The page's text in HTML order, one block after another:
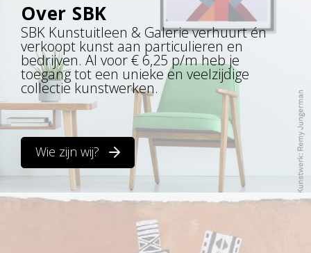
Over SBK
SBK Kunstuitleen & Galerie verhuurt én
verkoopt kunst aan particulieren en
bedrijven. Al voor € 6,25 p/m heb je
toegang tot een unieke en veelzijdige
collectie kunstwerken.
Wie zijn wij?